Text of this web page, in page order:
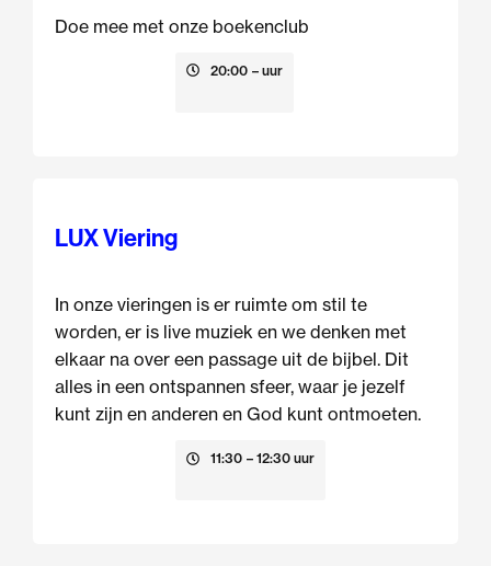
Doe mee met onze boekenclub
20:00 – uur
LUX Viering
In onze vieringen is er ruimte om stil te
worden, er is live muziek en we denken met
elkaar na over een passage uit de bijbel. Dit
alles in een ontspannen sfeer, waar je jezelf
kunt zijn en anderen en God kunt ontmoeten.
11:30 – 12:30 uur